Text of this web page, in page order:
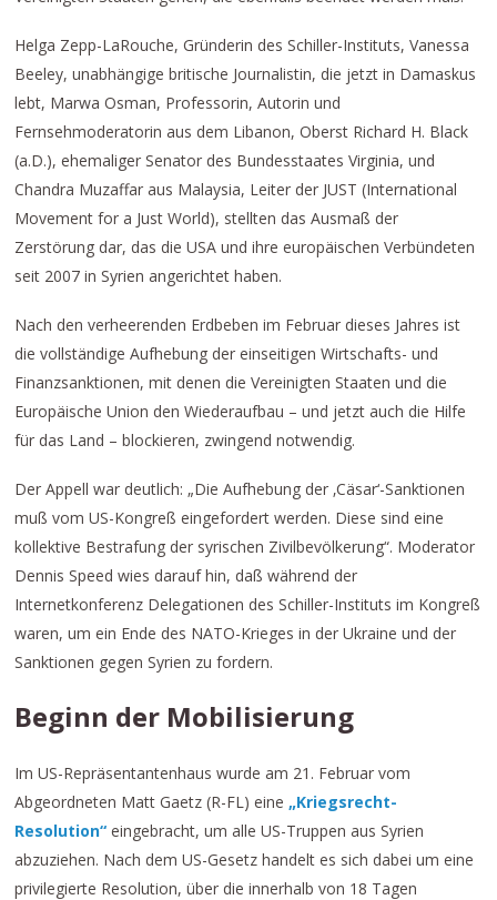
Helga Zepp-LaRouche, Gründerin des Schiller-Instituts, Vanessa
Beeley, unabhängige britische Journalistin, die jetzt in Damaskus
lebt, Marwa Osman, Professorin, Autorin und
Fernsehmoderatorin aus dem Libanon, Oberst Richard H. Black
(a.D.), ehemaliger Senator des Bundesstaates Virginia, und
Chandra Muzaffar aus Malaysia, Leiter der JUST (International
Movement for a Just World), stellten das Ausmaß der
Zerstörung dar, das die USA und ihre europäischen Verbündeten
seit 2007 in Syrien angerichtet haben.
Nach den verheerenden Erdbeben im Februar dieses Jahres ist
die vollständige Aufhebung der einseitigen Wirtschafts- und
Finanzsanktionen, mit denen die Vereinigten Staaten und die
Europäische Union den Wiederaufbau – und jetzt auch die Hilfe
für das Land – blockieren, zwingend notwendig.
Der Appell war deutlich: „Die Aufhebung der ‚Cäsar‘-Sanktionen
muß vom US-Kongreß eingefordert werden. Diese sind eine
kollektive Bestrafung der syrischen Zivilbevölkerung“. Moderator
Dennis Speed wies darauf hin, daß während der
Internetkonferenz Delegationen des Schiller-Instituts im Kongreß
waren, um ein Ende des NATO-Krieges in der Ukraine und der
Sanktionen gegen Syrien zu fordern.
Beginn der Mobilisierung
Im US-Repräsentantenhaus wurde am 21. Februar vom
Abgeordneten Matt Gaetz (R-FL) eine „Kriegsrecht-
Resolution“ eingebracht, um alle US-Truppen aus Syrien
abzuziehen. Nach dem US-Gesetz handelt es sich dabei um eine
privilegierte Resolution, über die innerhalb von 18 Tagen